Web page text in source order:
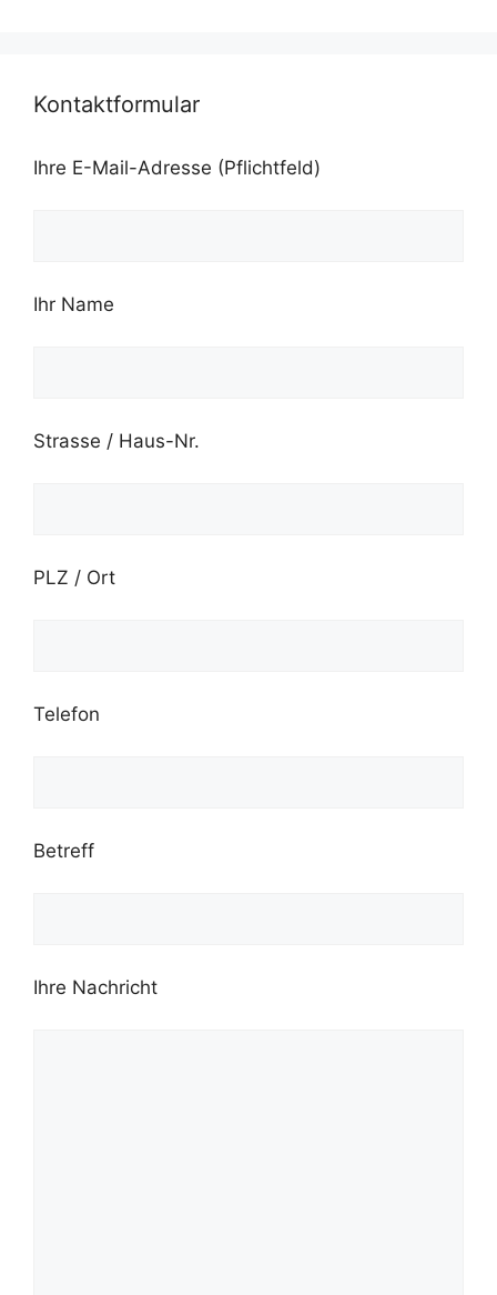
Kontaktformular
Ihre E-Mail-Adresse (Pflichtfeld)
Ihr Name
Strasse / Haus-Nr.
PLZ / Ort
Telefon
Betreff
Ihre Nachricht